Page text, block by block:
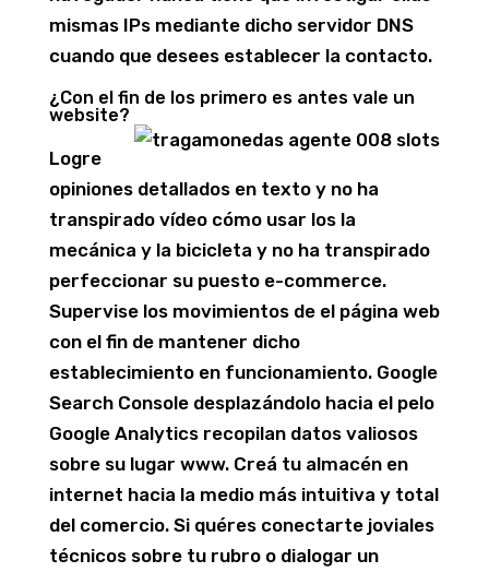
mismas IPs mediante dicho servidor DNS
cuando que desees establecer la contacto.
¿Con el fin de los primero es antes vale un
website?
Logre
opiniones detallados en texto y no ha
transpirado vídeo cómo usar los la
mecánica y la bicicleta y no ha transpirado
perfeccionar su puesto e-commerce.
Supervise los movimientos de el página web
con el fin de mantener dicho
establecimiento en funcionamiento. Google
Search Console desplazándolo hacia el pelo
Google Analytics recopilan datos valiosos
sobre su lugar www. Creá tu almacén en
internet hacia la medio más intuitiva y total
del comercio. Si quéres conectarte joviales
técnicos sobre tu rubro o dialogar un